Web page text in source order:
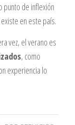
punto de inflexión
en este país.
vez, el verano es
, como
experiencia lo